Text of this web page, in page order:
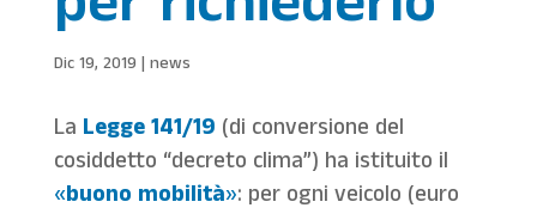
Dic 19, 2019 news
La Legge 141/19 (di conversione del
cosiddetto “decreto clima”) ha istituito il
«buono mobilità»: per ogni veicolo (euro